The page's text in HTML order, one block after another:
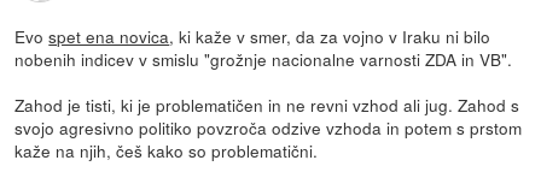
Evospet ena novica, ki kaže v smer, da za vojno v Iraku ni bilo
nobenih indicev v smislu "grožnje nacionalne varnosti ZDA in VB".
Zahod je tisti, ki je problematičen in ne revni vzhod ali jug. Zahod s
svojo agresivno politiko povzroča odzive vzhoda in potem s prstom
kaže na njih, češ kako so problematični.